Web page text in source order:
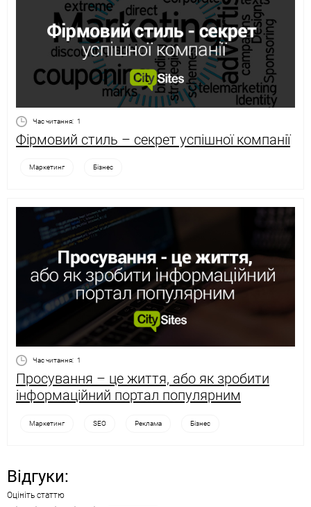
Час читання: 1
Фірмовий стиль – секрет успішної компанії
Маркетинг Бізнес
Час читання: 1
Просування – це життя, або як зробити
інформаційний портал популярним
Маркетинг SEO Реклама Бізнес
Відгуки:
Оцініть статтю